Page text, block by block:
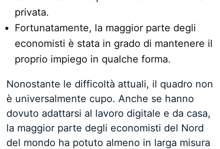
privata.
Fortunatamente, la maggior parte degli
economisti è stata in grado di mantenere il
proprio impiego in qualche forma.
Nonostante le difficoltà attuali, il quadro non
è universalmente cupo. Anche se hanno
dovuto adattarsi al lavoro digitale e da casa,
la maggior parte degli economisti del Nord
del mondo ha potuto almeno in larga misura